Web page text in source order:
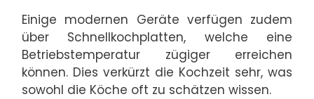
Einige modernen Geräte verfügen zudem
über Schnellkochplatten, welche eine
Betriebstemperatur zügiger erreichen
können. Dies verkürzt die Kochzeit sehr, was
sowohl die Köche oft zu schätzen wissen.